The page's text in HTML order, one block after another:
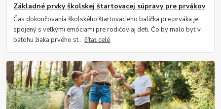
Základné prvky školskej štartovacej súpravy pre prvákov
Čas dokončovania školského štartovacieho balíčka pre prváka je
spojený s veľkými emóciami pre rodičov aj deti. Čo by malo byť v
batohu žiaka prvého st...čítať celé